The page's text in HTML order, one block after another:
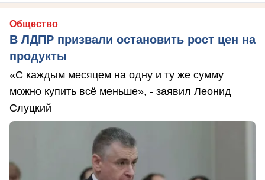
Общество
В ЛДПР призвали остановить рост цен на
продукты
«С каждым месяцем на одну и ту же сумму
можно купить всё меньше», - заявил Леонид
Слуцкий